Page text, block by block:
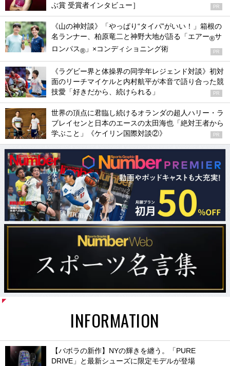
ぶ賞 受賞者インタビュー］
PR
《山の神対談》「やっぱり“タイパ”がいい！」箱根の
名ランナー、柏原竜二と神野大地が語る「エアー®サ
ロンパス® 」×コンディショニング術 PR
《ラグビー界と体操界の同学年レジェンド対談》初対
面のリーチマイケルと内村航平が本音で語り合った競
技愛「好きだから、続けられる」
PR
世界の頂点に君臨し続けるオランダの超人ハリー・ラ
ブレイセンと日本のエースの太田海也「絶対王者から
学ぶこと」《ケイリン国際対談②》
PR
INFORMATION
【バボラの新作】NYの輝きを纏う。「PURE
DRIVE」と最新シューズに限定モデルが登場